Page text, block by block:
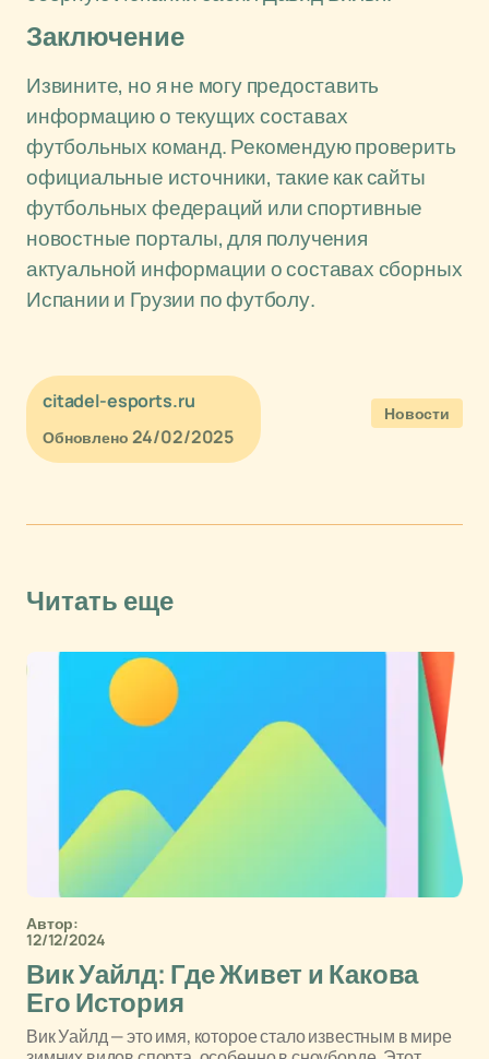
Заключение
Извините, но я не могу предоставить
информацию о текущих составах
футбольных команд. Рекомендую проверить
официальные источники, такие как сайты
футбольных федераций или спортивные
новостные порталы, для получения
актуальной информации о составах сборных
Испании и Грузии по футболу.
citadel-esports.ru
Обновлено 24/02/2025
Новости
Читать еще
Автор:
12/12/2024
Вик Уайлд: Где Живет и Какова
Его История
Вик Уайлд — это имя, которое стало известным в мире